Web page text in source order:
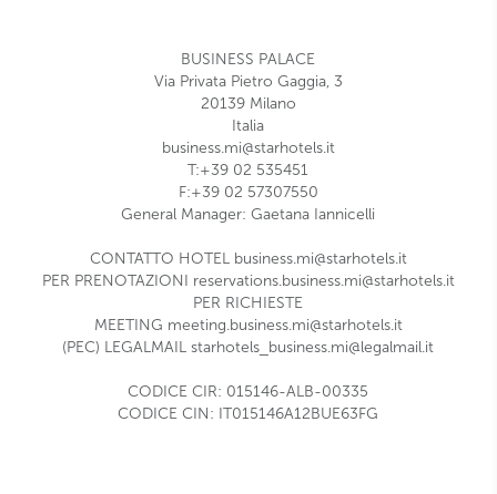
BUSINESS PALACE
Via Privata Pietro Gaggia, 3
20139 Milano
Italia
business.mi@starhotels.it
T:+39 02 535451
F:+39 02 57307550
General Manager: Gaetana Iannicelli
CONTATTO HOTEL
business.mi@starhotels.it
PER PRENOTAZIONI reservations.business.mi@starhotels.it
PER RICHIESTE
MEETING meeting.business.mi@starhotels.it
(PEC) LEGALMAIL starhotels_business.mi@legalmail.it
CODICE CIR: 015146-ALB-00335
CODICE CIN: IT015146A12BUE63FG